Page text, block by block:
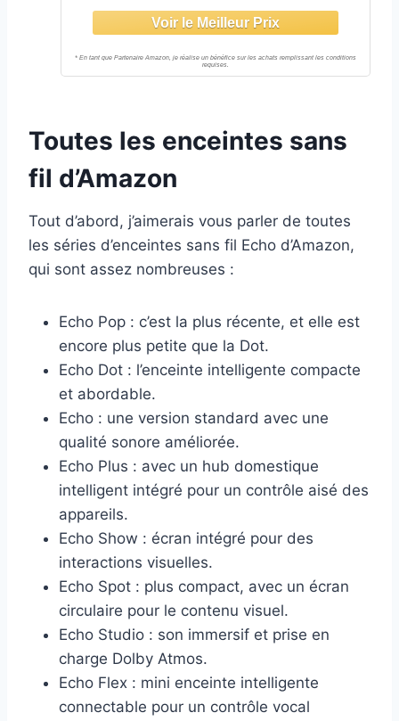
horloge et Alexa | Bleu-gris
Toutes les enceintes sans
fil d’Amazon
Tout d’abord, j’aimerais vous parler de toutes
les séries d’enceintes sans fil Echo d’Amazon,
qui sont assez nombreuses :
Echo Pop : c’est la plus récente, et elle est
encore plus petite que la Dot.
Echo Dot : l’enceinte intelligente compacte
et abordable.
Echo : une version standard avec une
qualité sonore améliorée.
Echo Plus : avec un hub domestique
intelligent intégré pour un contrôle aisé des
appareils.
Echo Show : écran intégré pour des
interactions visuelles.
Echo Spot : plus compact, avec un écran
circulaire pour le contenu visuel.
Echo Studio : son immersif et prise en
charge Dolby Atmos.
Echo Flex : mini enceinte intelligente
connectable pour un contrôle vocal